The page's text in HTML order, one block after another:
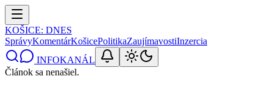
KOŠICE: DNES
SprávyKomentárKošicePolitikaZaujímavostiInzercia
INFOKANÁL
Článok sa nenašiel.